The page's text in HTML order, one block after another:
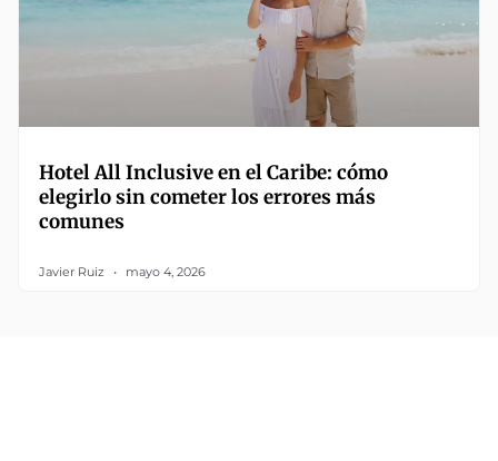
Hotel All Inclusive en el Caribe: cómo
elegirlo sin cometer los errores más
comunes
Javier Ruiz mayo 4, 2026